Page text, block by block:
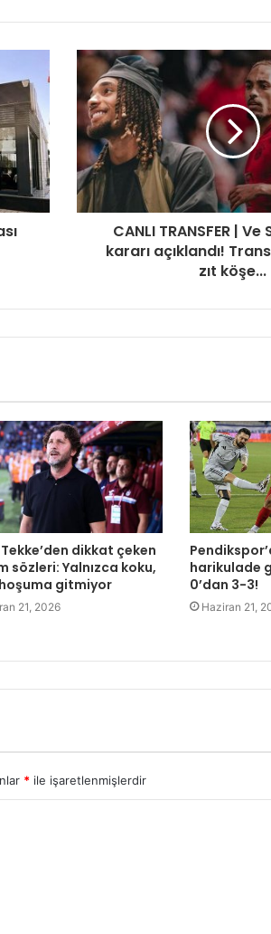
CANLI TRANSFER |
kararı açıklandı!
zıt köşe...
dikkat çeken
sözleri: Yalnızca koku,
gitmiyor
21, 2026
harikulade
0’dan 3-3!
Haziran 21,
* ile işaretlenmişlerdir